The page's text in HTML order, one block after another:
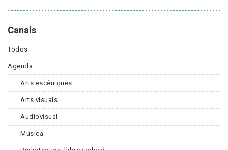
Canals
Todos
Agenda
Arts escèniques
Arts visuals
Audiovisual
Música